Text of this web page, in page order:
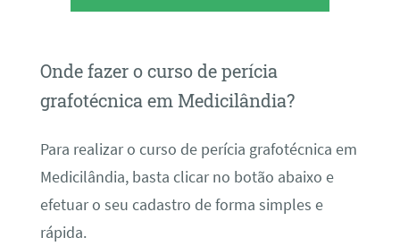
Onde fazer o curso de perícia
grafotécnica em Medicilândia?
Para realizar o curso de perícia grafotécnica em
Medicilândia, basta clicar no botão abaixo e
efetuar o seu cadastro de forma simples e
rápida.